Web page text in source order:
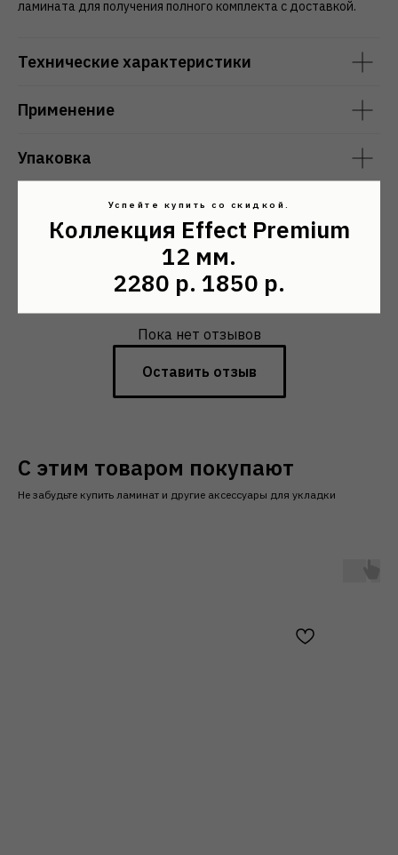
ламината для получения полного комплекта с доставкой.
Технические характеристики
Применение
Упаковка
Отзывы покупателей
Пока нет отзывов
Оставить отзыв
С этим товаром покупают
Не забудьте купить ламинат и другие аксессуары для укладки
Успейте купить со скидкой.
Коллекция Effect Premium
12 мм.
2280 р. 1850 р.